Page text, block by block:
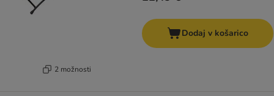
2 možnosti
Dodaj v košarico